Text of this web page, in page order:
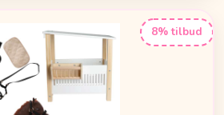
8% tilbud